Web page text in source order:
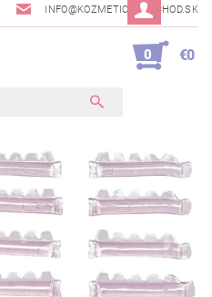
INFO@KOZMETICKYOBCHOD.SK
0 €0